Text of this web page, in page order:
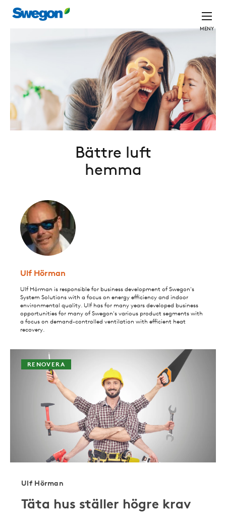
MENY
Bättre luft
hemma
Ulf Hörman
Ulf Hörman is responsible for business development of Swegon's
System Solutions with a focus on energy efficiency and indoor
environmental quality. Ulf has for many years developed business
opportunities for many of Swegon's various product segments with
a focus on demand-controlled ventilation with efficient heat
recovery.
RENOVERA
Ulf Hörman
Täta hus ställer högre krav